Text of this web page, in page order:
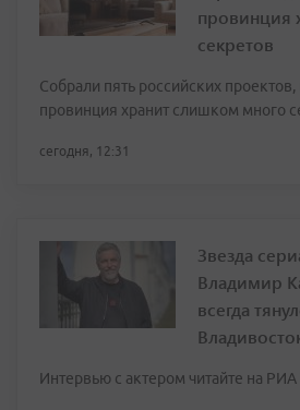
провинция
секретов
Собрали пять российских проектов,
провинция хранит слишком много
сегодня, 12:31
Звезда
Владимир
всегда
Интервью с актером читайте на